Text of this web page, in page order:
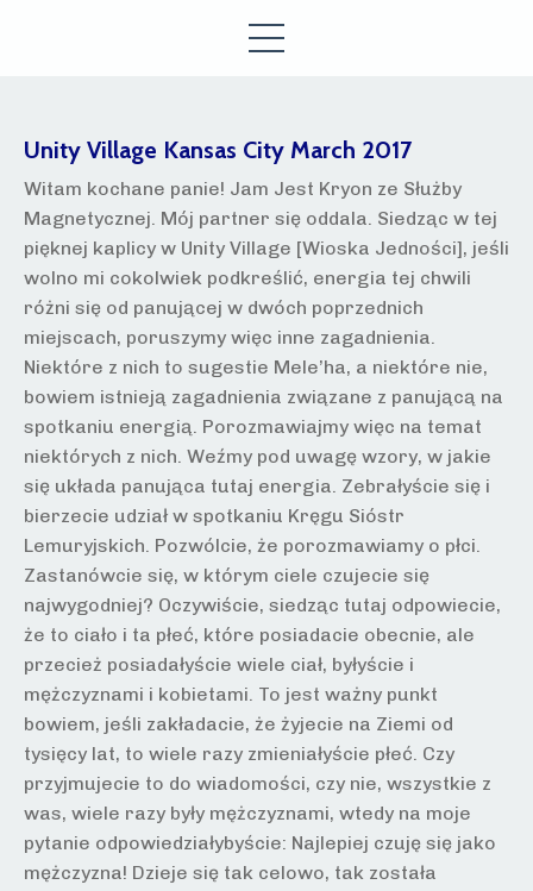
Unity Village Kansas City March 2017
Witam kochane panie! Jam Jest Kryon ze Służby
Magnetycznej. Mój partner się oddala. Siedząc w tej
pięknej kaplicy w Unity Village [Wioska Jedności], jeśli
wolno mi cokolwiek podkreślić, energia tej chwili
różni się od panującej w dwóch poprzednich
miejscach, poruszymy więc inne zagadnienia.
Niektóre z nich to sugestie Mele’ha, a niektóre nie,
bowiem istnieją zagadnienia związane z panującą na
spotkaniu energią. Porozmawiajmy więc na temat
niektórych z nich. Weźmy pod uwagę wzory, w jakie
się układa panująca tutaj energia. Zebrałyście się i
bierzecie udział w spotkaniu Kręgu Sióstr
Lemuryjskich. Pozwólcie, że porozmawiamy o płci.
Zastanówcie się, w którym ciele czujecie się
najwygodniej? Oczywiście, siedząc tutaj odpowiecie,
że to ciało i ta płeć, które posiadacie obecnie, ale
przecież posiadałyście wiele ciał, byłyście i
mężczyznami i kobietami. To jest ważny punkt
bowiem, jeśli zakładacie, że żyjecie na Ziemi od
tysięcy lat, to wiele razy zmieniałyście płeć. Czy
przyjmujecie to do wiadomości, czy nie, wszystkie z
was, wiele razy były mężczyznami, wtedy na moje
pytanie odpowiedziałybyście: Najlepiej czuję się jako
mężczyzna! Dzieje się tak celowo, tak została